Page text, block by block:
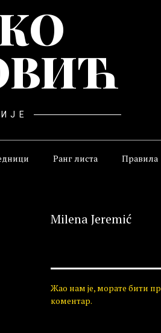
Ранг листа Правила
Milena Jeremić
Жао нам је, морате бити
коментар.